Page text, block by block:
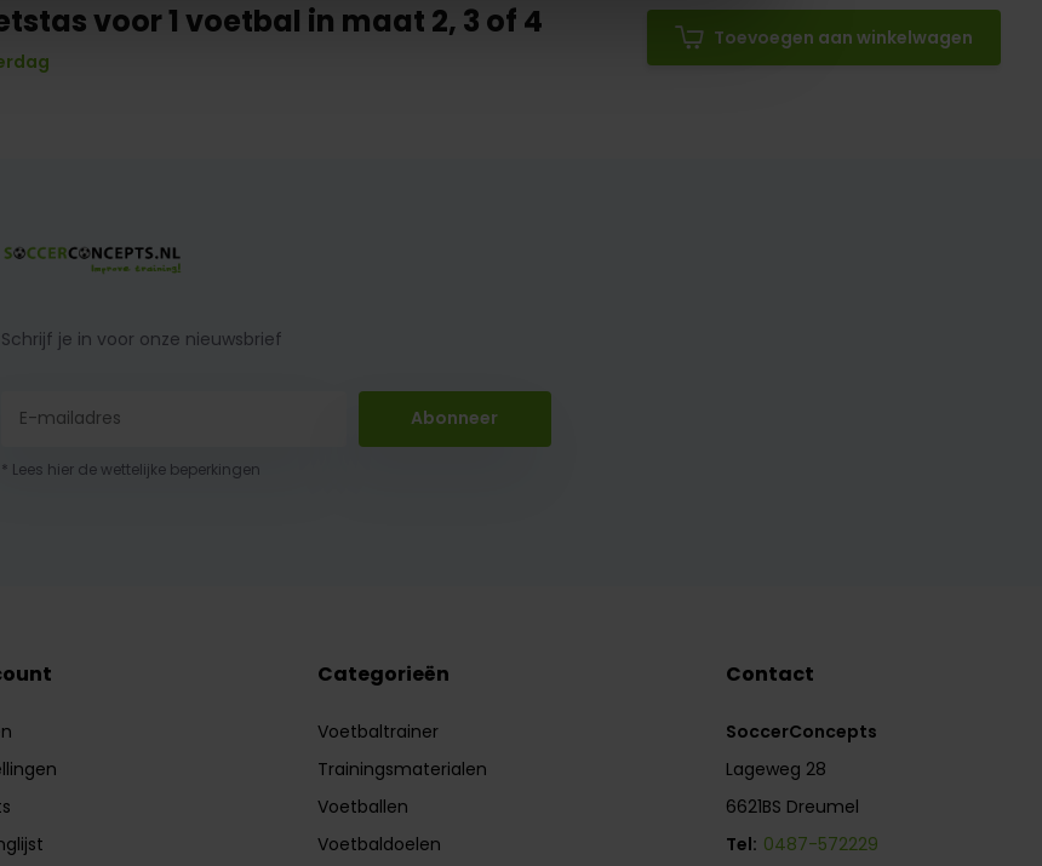
voor 1 voetbal in maat 2, 3 of 4 Toevoegen aan winkelwagen
Schrijf je in voor onze nieuwsbrief
Abonneer
* Lees hier de wettelijke beperkingen
Categorieën
Voetbaltrainer
Trainingsmaterialen
Voetballen
Voetbaldoelen
Contact
SoccerConcepts
Lageweg 28
6621BS Dreumel
Tel: 0487-572229